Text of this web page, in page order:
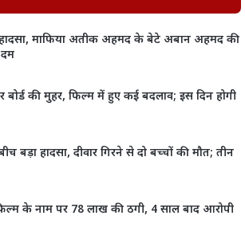
माफिया अतीक अहमद के बेटे अबान अहमद की
दम
बोर्ड की मुहर, फिल्म में हुए कई बदलाव; इस दिन होगी
बड़ा हादसा, दीवार गिरने से दो बच्चों की मौत; तीन
के नाम पर 78 लाख की ठगी, 4 साल बाद आरोपी